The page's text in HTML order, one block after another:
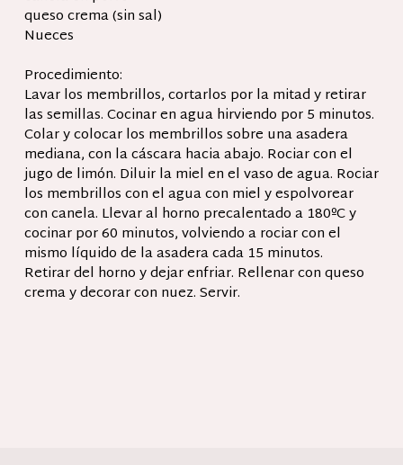
queso crema (sin sal)
Nueces
Procedimiento:
Lavar los membrillos, cortarlos por la mitad y retirar
las semillas. Cocinar en agua hirviendo por 5 minutos.
Colar y colocar los membrillos sobre una asadera
mediana, con la cáscara hacia abajo. Rociar con el
jugo de limón. Diluir la miel en el vaso de agua. Rociar
los membrillos con el agua con miel y espolvorear
con canela. Llevar al horno precalentado a 180ºC y
cocinar por 60 minutos, volviendo a rociar con el
mismo líquido de la asadera cada 15 minutos.
Retirar del horno y dejar enfriar. Rellenar con queso
crema y decorar con nuez. Servir.